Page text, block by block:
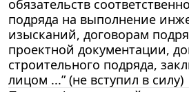
обязательств
подряда на выполнение
изысканий, договорам
проектной документации,
строительного подряда,
лицом ...” (не вступил в силу)